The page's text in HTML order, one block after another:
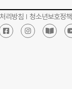
리방침 청소년보호정책